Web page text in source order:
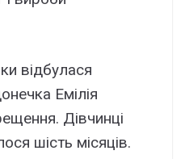
відбулася
Емілія
Дівчинці
шість місяців.